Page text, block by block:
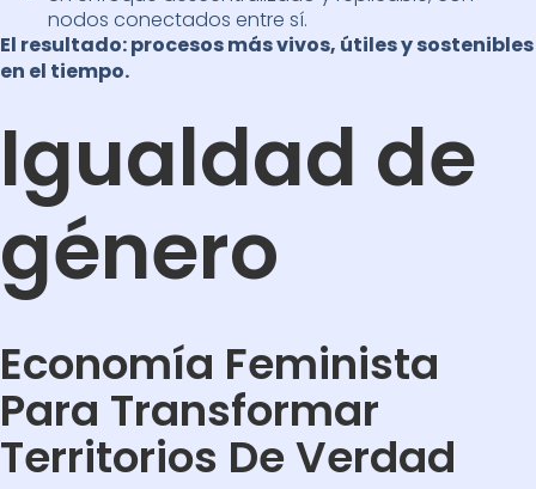
nodos conectados entre sí.
El resultado: procesos más vivos, útiles y sostenibles
en el tiempo.
Igualdad de
género
Economía Feminista
Para Transformar
Territorios De Verdad